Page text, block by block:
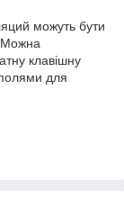
можуть бути
Можна
клавішну
для